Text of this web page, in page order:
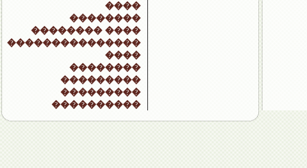
����
��������
�������� ����
���������������
����
��������
���������
���������
����������